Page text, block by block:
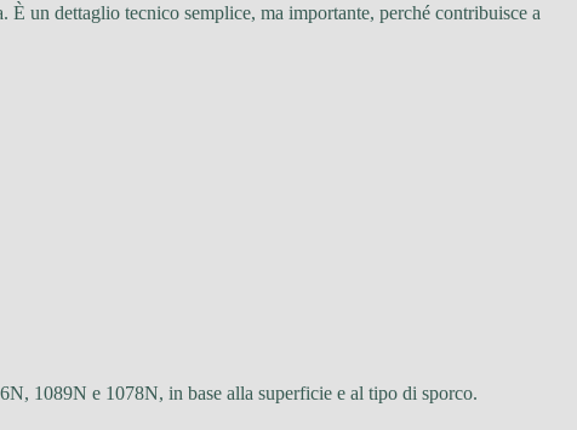
È un dettaglio tecnico semplice, ma importante, perché contribuisce a
1089N e 1078N, in base alla superficie e al tipo di sporco.